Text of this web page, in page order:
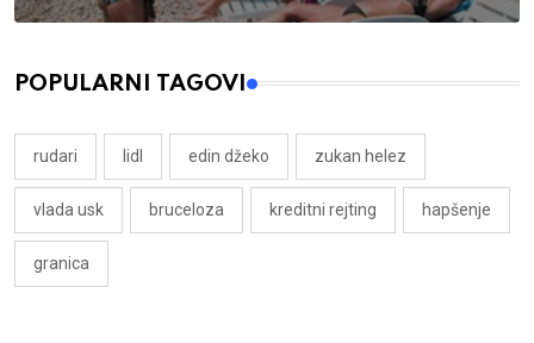
POPULARNI TAGOVI
rudari lidl edin džeko zukan helez
vlada usk bruceloza kreditni rejting hapšenje
granica